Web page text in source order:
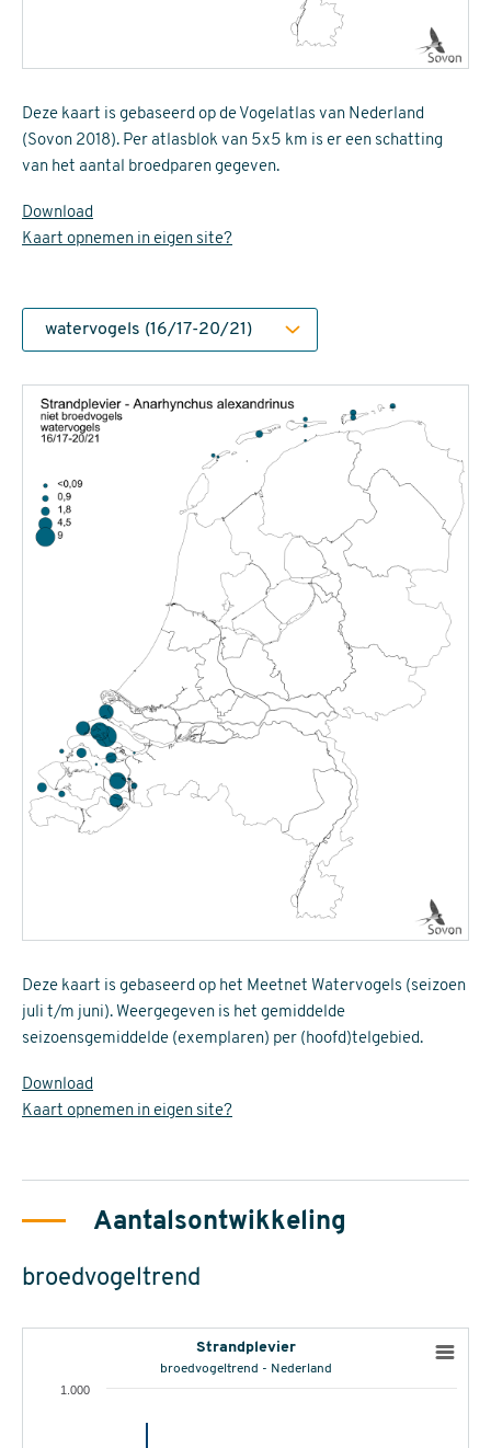
Deze kaart is gebaseerd op de Vogelatlas van Nederland
(Sovon 2018). Per atlasblok van 5x5 km is er een schatting
van het aantal broedparen gegeven.
Download
Kaart opnemen in eigen site?
Deze kaart is gebaseerd op het Meetnet Watervogels (seizoen
juli t/m juni). Weergegeven is het gemiddelde
seizoensgemiddelde (exemplaren) per (hoofd)telgebied.
Download
Kaart opnemen in eigen site?
Aantalsontwikkeling
broedvogeltrend
Strandplevier
broedvogeltrend - Nederland
1.000